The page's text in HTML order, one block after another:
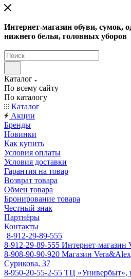
Интернет-магазин обуви, сумок,
нижнего белья, головных уборов
Каталог
По всему сайту
По каталогу
Каталог
Акции
Бренды
Новинки
Как купить
Условия оплаты
Условия доставки
Гарантия на товар
Возврат товара
Обмен товара
Бронирование товара
Честный знак
Партнёры
Контакты
8-912-29-89-555
8-912-29-89-555 Интернет-магазин
8-908-90-90-920 Магазин
Сурикова, 37
8-950-20-55-2-55 ТЦ «Универбыт»,